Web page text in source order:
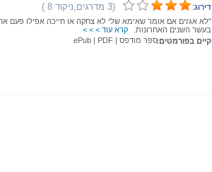
דירוג:
(3 מדרגים,ניקוד 8 )
"לא אגזים אם אומר שאימא שלי לא צחקה או חייכה אפילו פעם
בעשר השנים האחרונות.
קרא עוד > > >
קיים בפורמטים:ספר מודפס |
ePub | PDF